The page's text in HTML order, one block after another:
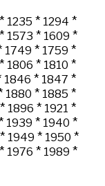
* 1235 * 1294 *
* 1573 * 1609 *
1749 * 1759 *
* 1806 * 1810 *
1846 * 1847 *
1880 * 1885 *
* 1896 * 1921 *
1939 * 1940 *
* 1949 * 1950 *
* 1976 * 1989 *